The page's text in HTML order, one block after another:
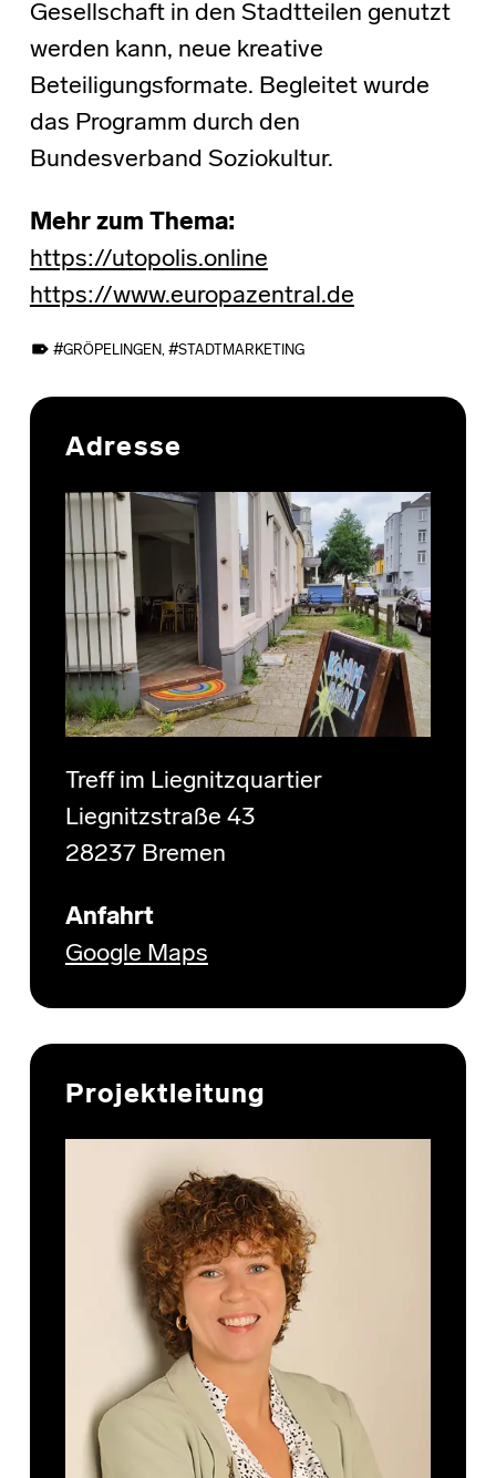
Gesellschaft in den Stadtteilen genutzt
werden kann, neue kreative
Beteiligungsformate. Begleitet wurde
das Programm durch den
Bundesverband Soziokultur.
Mehr zum Thema:
https://utopolis.online
https://www.europazentral.de
GRÖPELINGEN, STADTMARKETING
Skip back to main navigation
Adresse
Treff im Liegnitzquartier
Liegnitzstraße 43
28237 Bremen
Anfahrt
Google Maps
Projektleitung